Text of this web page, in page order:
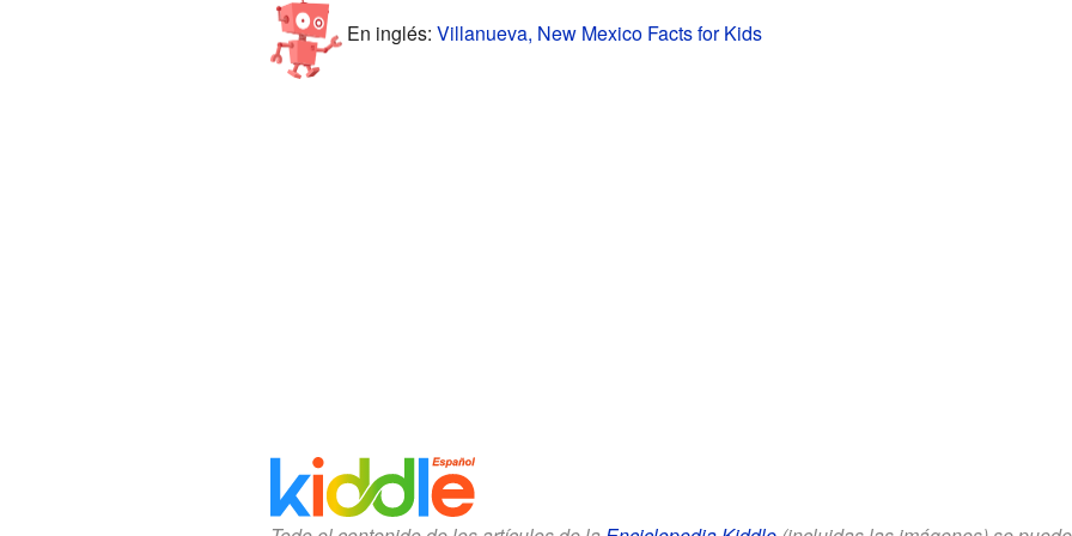
En inglés: Villanueva, New Mexico Facts for Kids